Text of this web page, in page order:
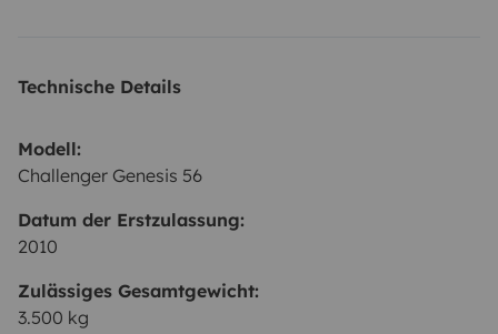
Technische Details
Modell:
Challenger Genesis 56
Datum der Erstzulassung:
2010
Zulässiges Gesamtgewicht:
3.500 kg